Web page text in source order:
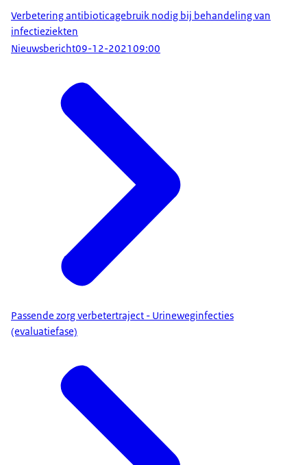
Verbetering antibioticagebruik nodig bij behandeling van
infectieziekten
Nieuwsbericht09-12-202109:00
Passende zorg verbetertraject - Urineweginfecties
(evaluatiefase)